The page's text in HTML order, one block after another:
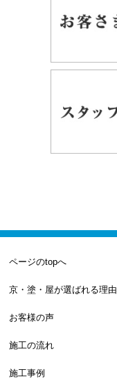
ページのtopへ
京・塗・屋が選ばれる理由
お客様の声
施工の流れ
施工事例